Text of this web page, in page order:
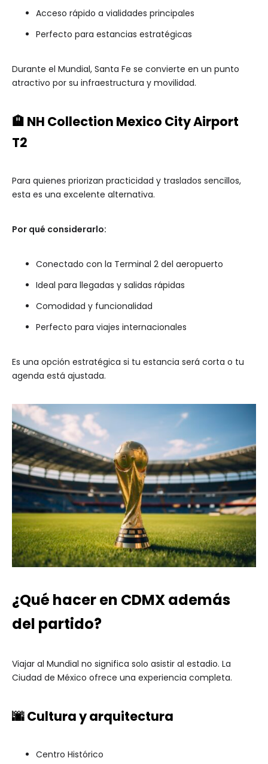
Acceso rápido a vialidades principales
Perfecto para estancias estratégicas
Durante el Mundial, Santa Fe se convierte en un punto
atractivo por su infraestructura y movilidad.
🏨 NH Collection Mexico City Airport
T2
Para quienes priorizan practicidad y traslados sencillos,
esta es una excelente alternativa.
Por qué considerarlo:
Conectado con la Terminal 2 del aeropuerto
Ideal para llegadas y salidas rápidas
Comodidad y funcionalidad
Perfecto para viajes internacionales
Es una opción estratégica si tu estancia será corta o tu
agenda está ajustada.
¿Qué hacer en CDMX además
del partido?
Viajar al Mundial no significa solo asistir al estadio. La
Ciudad de México ofrece una experiencia completa.
🌆 Cultura y arquitectura
Centro Histórico